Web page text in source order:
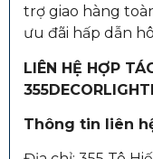
trợ giao hàng
ưu đãi hấp dẫn
LIÊN HỆ HỢP
Thông tin liên